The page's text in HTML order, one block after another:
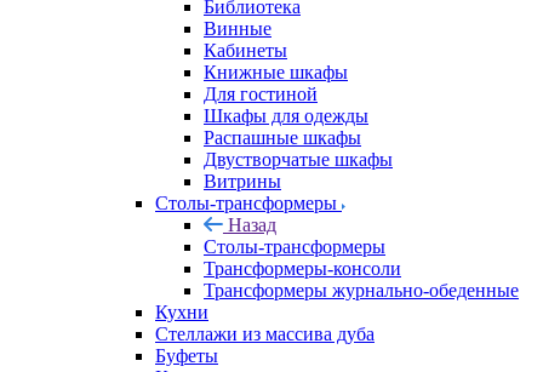
Библиотека
Винные
Кабинеты
Книжные шкафы
Для гостиной
Шкафы для одежды
Распашные шкафы
Двустворчатые шкафы
Витрины
Столы-трансформеры
Назад
Столы-трансформеры
Трансформеры-консоли
Трансформеры журнально-обеденные
Кухни
Стеллажи из массива дуба
Буфеты